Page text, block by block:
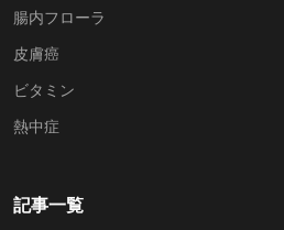
腸内フローラ
皮膚癌
ビタミン
熱中症
記事一覧